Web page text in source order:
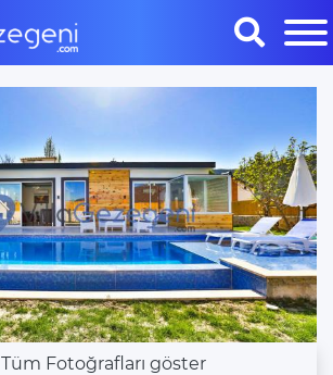
Tüm Fotoğrafları göster